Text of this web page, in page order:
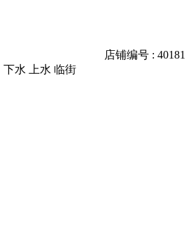
店铺编号 : 40181
下水 上水 临街